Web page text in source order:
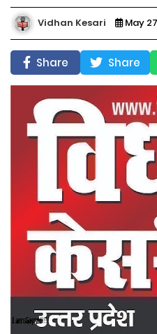
Vidhan Kesari May
Share Share